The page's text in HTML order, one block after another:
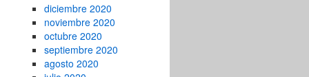
diciembre 2020
noviembre 2020
octubre 2020
septiembre 2020
agosto 2020